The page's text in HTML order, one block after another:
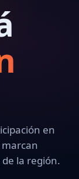
en
la región.